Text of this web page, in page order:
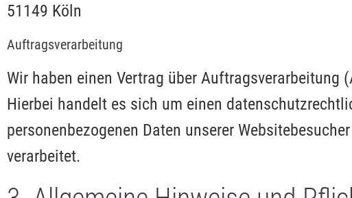
51149 Köln
Auftragsverarbeitung
Wir haben einen Vertrag über Auftragsverarbeitung
Hierbei handelt es sich um einen
personenbezogenen Daten unserer
verarbeitet.